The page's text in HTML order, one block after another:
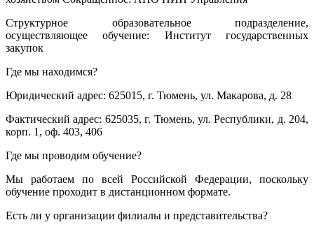
Структурное образовательное подразделение,
осуществляющее обучение: Институт государственных
закупок
Где мы находимся?
Юридический адрес: 625015, г. Тюмень, ул. Макарова, д. 28
Фактический адрес: 625035, г. Тюмень, ул. Республики, д. 204,
корп. 1, оф. 403, 406
Где мы проводим обучение?
Мы работаем по всей Российской Федерации, поскольку
обучение проходит в дистанционном формате.
Есть ли у организации филиалы и представительства?